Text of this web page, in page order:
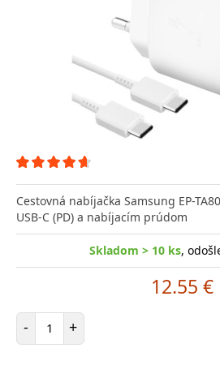
Cestovná nabíjačka Samsung EP-
USB-C (PD) a nabíjacím prúdom
Skladom > 10 ks,
12.55 €
- Počet položiek
+